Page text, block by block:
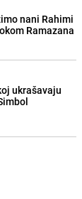
nani Rahimi
Ramazana
ukrašavaju